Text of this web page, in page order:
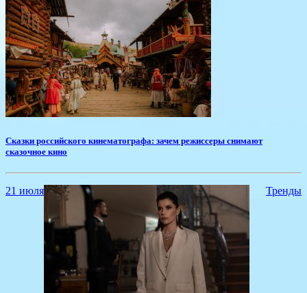
​Сказки российского кинематографа: зачем режиссеры снимают
сказочное кино
21 июля Тренды